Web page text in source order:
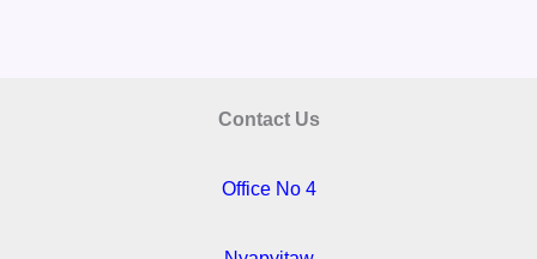
Contact Us
Office No 4